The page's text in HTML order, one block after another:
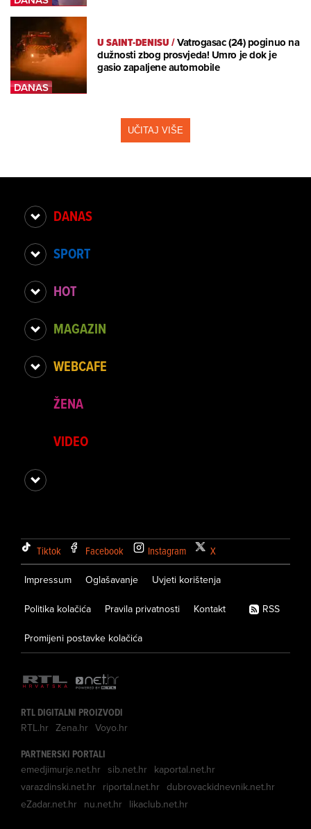
U SAINT-DENISU/Vatrogasac (24) poginuo na
dužnosti zbog prosvjeda! Umro je dok je
gasio zapaljene automobile
UČITAJ VIŠE
DANAS
SPORT
HOT
MAGAZIN
WEBCAFE
ŽENA
VIDEO
Tiktok Facebook Instagram X
Impressum Oglašavanje Uvjeti korištenja
Politika kolačića Pravila privatnosti Kontakt
Promijeni postavke kolačića
RSS
RTL DIGITALNI PROIZVODI
RTL.hr Zena.hr Voyo.hr
PARTNERSKI PORTALI
emedjimurje.net.hr sib.net.hr kaportal.net.hr
varazdinski.net.hr riportal.net.hr dubrovackidnevnik.net.hr
eZadar.net.hr nu.net.hr likaclub.net.hr